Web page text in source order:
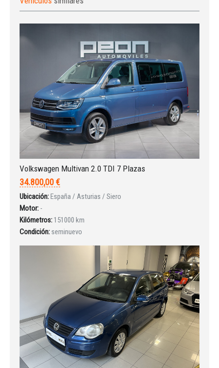
Iniciar sesión
Volkswagen Multivan 2.0 TDI 7 Plazas
34.800,00 €
Ubicación:España / Asturias / Siero
Motor: -
Kilómetros: 151000 km
Condición: seminuevo